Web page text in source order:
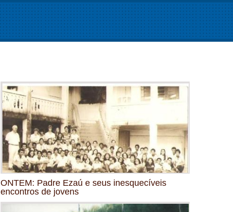
ONTEM: Padre Ezaú e seus inesquecíveis
encontros de jovens